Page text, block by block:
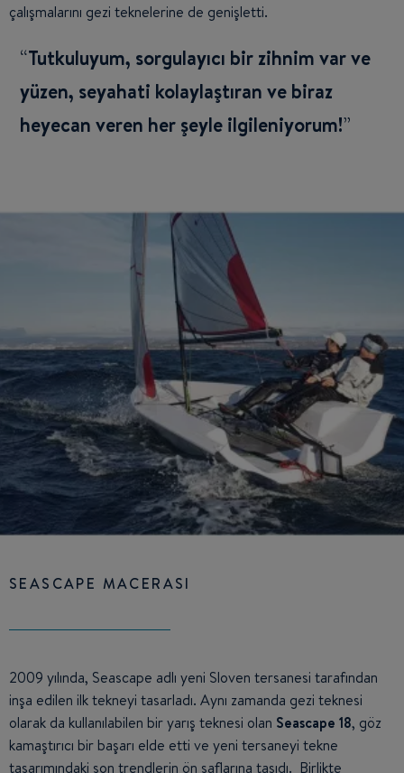
çalışmalarını gezi teknelerine de genişletti.
Tutkuluyum, sorgulayıcı bir zihnim var ve
yüzen, seyahati kolaylaştıran ve biraz
heyecan veren her şeyle ilgileniyorum!
SEASCAPE MACERASI
2009 yılında, Seascape adlı yeni Sloven tersanesi tarafından
inşa edilen ilk tekneyi tasarladı. Aynı zamanda gezi teknesi
olarak da kullanılabilen bir yarış teknesi olan Seascape 18, göz
kamaştırıcı bir başarı elde etti ve yeni tersaneyi tekne
tasarımındaki son trendlerin ön saflarına taşıdı. Birlikte